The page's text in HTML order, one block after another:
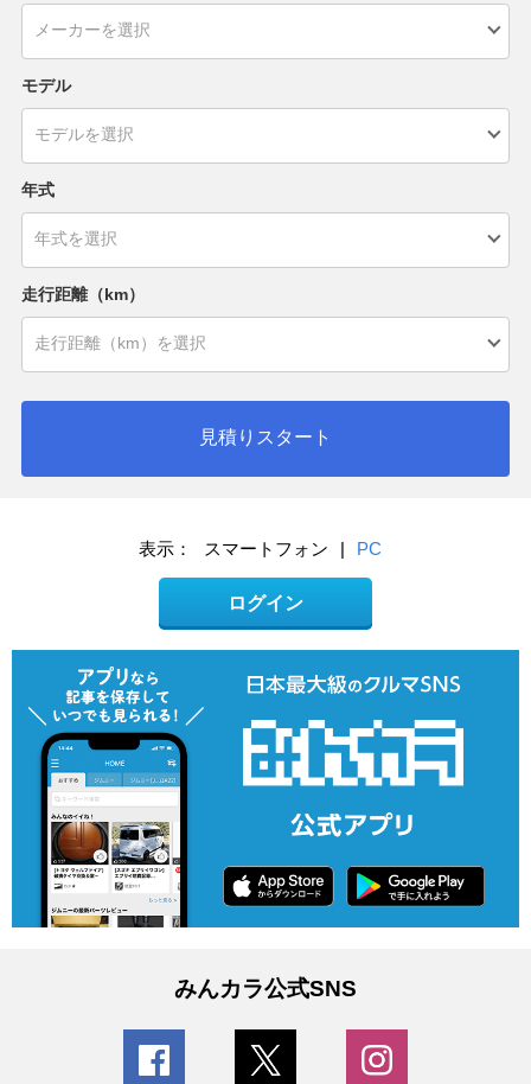
モデル
年式
走行距離（km）
見積りスタート
表示： スマートフォン | PC
ログイン
みんカラ公式SNS